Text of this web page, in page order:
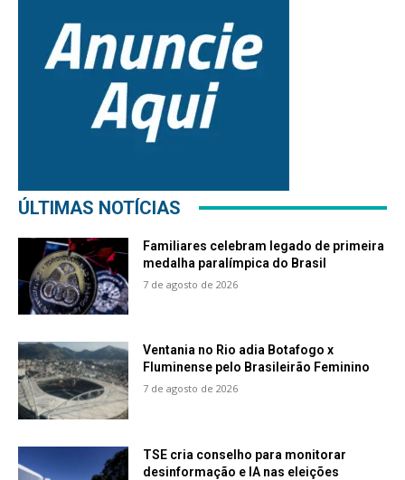
ÚLTIMAS NOTÍCIAS
Familiares celebram legado de primeira
medalha paralímpica do Brasil
7 de agosto de 2026
Ventania no Rio adia Botafogo x
Fluminense pelo Brasileirão Feminino
7 de agosto de 2026
TSE cria conselho para monitorar
desinformação e IA nas eleições